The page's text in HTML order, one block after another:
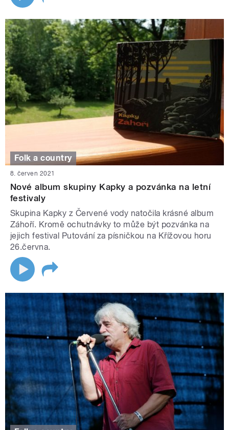
Folk a country
8. červen 2021
Nové album skupiny Kapky a pozvánka na letní
festivaly
Skupina Kapky z Červené vody natočila krásné album
Záhoří. Kromě ochutnávky to může být pozvánka na
jejich festival Putování za písničkou na Křížovou horu
26.června.